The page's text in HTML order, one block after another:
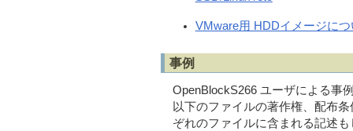
VMware用 HDDイメージにつ
事例
OpenBlockS266 ユーザによる事
以下のファイルの著作権、配布
ぞれのファイルに含まれる記述